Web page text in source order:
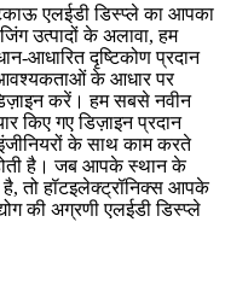
एलईडी डिस्प्ले का आपका
उत्पादों के अलावा, हम
आधारित दृष्टिकोण प्रदान
के आधार पर
करें। हम सबसे नवीन
किए गए डिज़ाइन प्रदान
के साथ काम करते
है। जब आपके स्थान के
है, तो हॉटइलेक्ट्रॉनिक्स आपके
की अग्रणी एलईडी डिस्प्ले